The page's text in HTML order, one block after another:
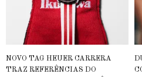
NOVO TAG HEUER CARRERA
TRAZ REFERÊNCIAS DO